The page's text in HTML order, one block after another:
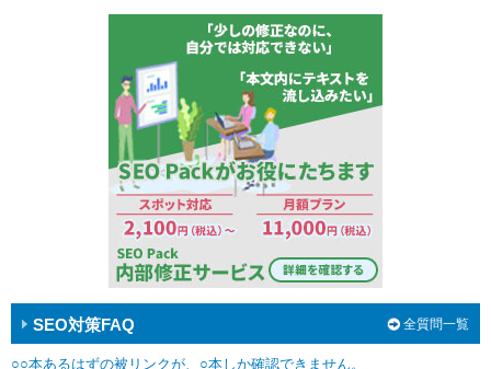
SEO対策FAQ 全質問一覧
○○本あるはずの被リンクが、○本しか確認できません。